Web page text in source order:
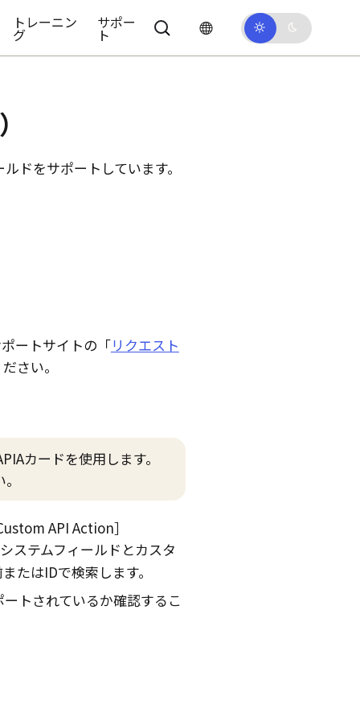
トレーニン
グ
サポー
ト
ドをサポートしています。
ートサイトの「リクエスト
さい。
カードを使用します。
API Action
ステムフィールドとカスタ
たはIDで検索します。
トされているか確認するこ